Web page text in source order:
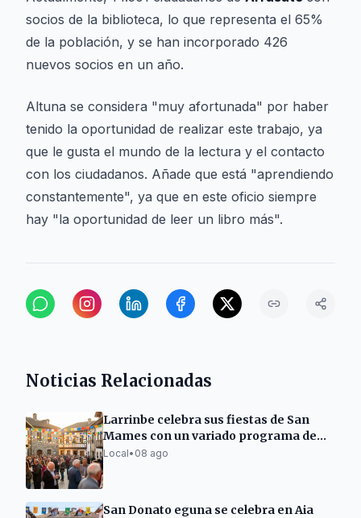
socios de la biblioteca, lo que representa el 65%
de la población, y se han incorporado 426
nuevos socios en un año.
Altuna se considera "muy afortunada" por haber
tenido la oportunidad de realizar este trabajo, ya
que le gusta el mundo de la lectura y el contacto
con los ciudadanos. Añade que está "aprendiendo
constantemente", ya que en este oficio siempre
hay "la oportunidad de leer un libro más".
Noticias Relacionadas
Larrinbe celebra sus fiestas de San
Mames con un variado programa de
actividades
Local• 08 ago
San Donato eguna se celebra en Aia